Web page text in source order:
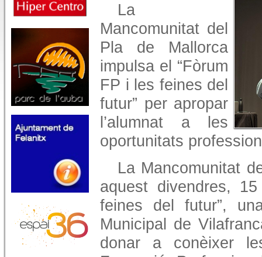
La
Mancomunitat del
Pla de Mallorca
impulsa el “Fòrum
FP i les feines del
futur” per apropar
l’alumnat a les
oportunitats
La Mancomunitat
aquest divendres,
feines del futur”,
Municipal de
donar a conèixer